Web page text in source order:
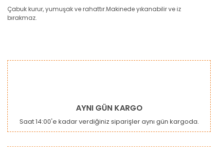
Çabuk kurur, yumuşak ve rahattır.Makinede yıkanabilir ve iz
bırakmaz.
Bu ürüne ilk yorumu siz yapın!
Ürün açıklamasında eksik bilgiler bulunuyor.
Ürün bilgilerinde hatalar bulunuyor.
AYNI GÜN KARGO
Saat 14:00'e kadar verdiğiniz siparişler aynı gün kargoda.